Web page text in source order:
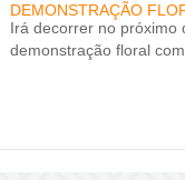
DEMONSTRAÇÃO
Irá decorrer no próximo
demonstração floral